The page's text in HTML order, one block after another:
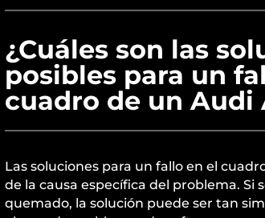
¿Cuáles son las
posibles para un
cuadro de un Audi
Las soluciones para un fallo en el
de la causa específica del problema. Si
quemado, la solución puede ser tan